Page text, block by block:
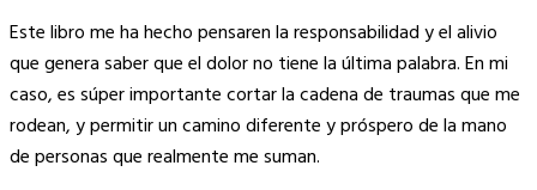
Este libro me ha hecho pensaren la responsabilidad y el alivio
que genera saber que el dolor no tiene la última palabra. En mi
caso, es súper importante cortar la cadena de traumas que me
rodean, y permitir un camino diferente y próspero de la mano
de personas que realmente me suman.